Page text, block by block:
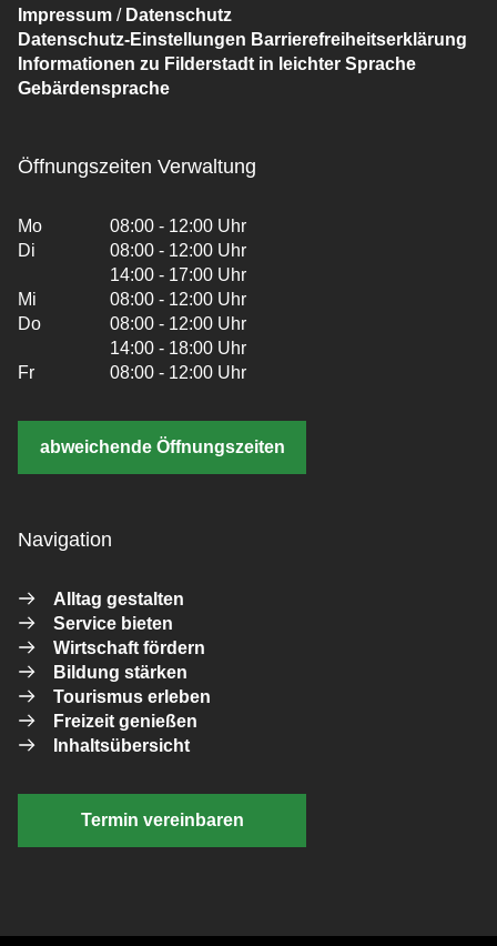
Impressum / Datenschutz
Datenschutz-Einstellungen Barrierefreiheitserklärung
Informationen zu Filderstadt in leichter Sprache
Gebärdensprache
Öffnungszeiten Verwaltung
Mo
08:00 - 12:00 Uhr
Di
08:00 - 12:00 Uhr
14:00 - 17:00 Uhr
Mi
08:00 - 12:00 Uhr
Do
08:00 - 12:00 Uhr
14:00 - 18:00 Uhr
Fr
08:00 - 12:00 Uhr
abweichende Öffnungszeiten
Navigation
Alltag gestalten
Service bieten
Wirtschaft fördern
Bildung stärken
Tourismus erleben
Freizeit genießen
Inhaltsübersicht
Termin vereinbaren